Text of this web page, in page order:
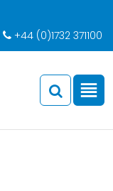
+44 (0)1732 371100